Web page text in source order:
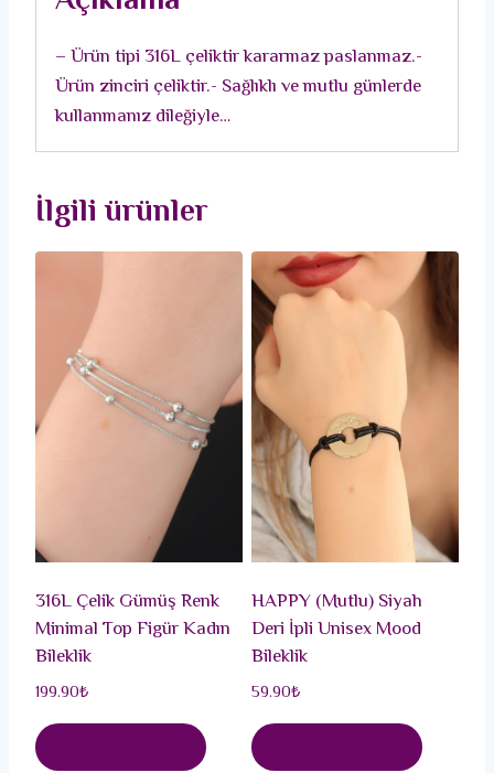
– Ürün tipi 316L çeliktir kararmaz paslanmaz.-
Ürün zinciri çeliktir.- Sağlıklı ve mutlu günlerde
kullanmanız dileğiyle…
İlgili ürünler
316L Çelik Gümüş Renk
Minimal Top Figür Kadın
Bileklik
199.90₺
HAPPY (Mutlu) Siyah
Deri İpli Unisex Mood
Bileklik
59.90₺